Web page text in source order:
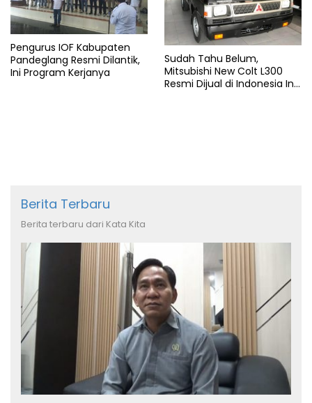
Pengurus IOF Kabupaten
Pandeglang Resmi Dilantik,
Ini Program Kerjanya
Sudah Tahu Belum,
Mitsubishi New Colt L300
Resmi Dijual di Indonesia Ini
Berita Terbaru
Berita terbaru dari Kata Kita